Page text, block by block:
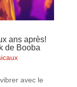
ans après!
de Booba
avec le